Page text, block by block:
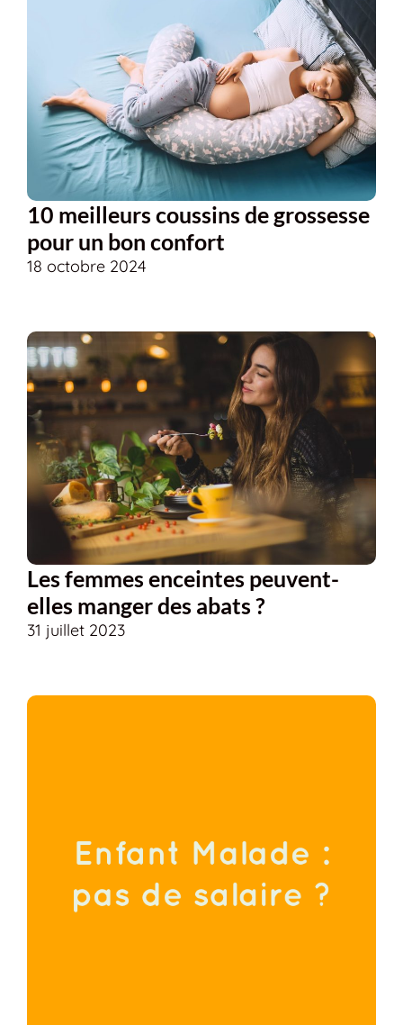
10 meilleurs coussins de grossesse
pour un bon confort
18 octobre 2024
Les femmes enceintes peuvent-
elles manger des abats ?
31 juillet 2023